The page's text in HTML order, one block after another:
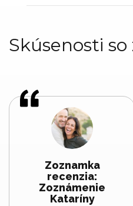
Skúsenosti
Zoznamka
recenzia:
Zoznámenie
Kataríny